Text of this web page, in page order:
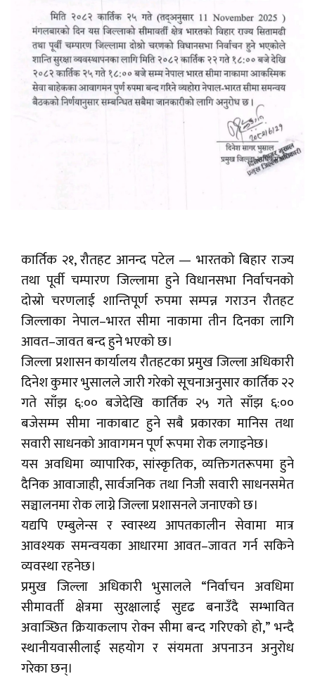
कार्तिक २१, रौतहट आनन्द पटेल — भारतको बिहार राज्य
तथा पूर्वी चम्पारण जिल्लामा हुने विधानसभा निर्वाचनको
दोस्रो चरणलाई शान्तिपूर्ण रुपमा सम्पन्न गराउन रौतहट
जिल्लाका नेपाल–भारत सीमा नाकामा तीन दिनका लागि
आवत–जावत बन्द हुने भएको छ।
जिल्ला प्रशासन कार्यालय रौतहटका प्रमुख जिल्ला अधिकारी
दिनेश कुमार भुसालले जारी गरेको सूचनाअनुसार कार्तिक २२
गते साँझ ६:०० बजेदेखि कार्तिक २५ गते साँझ ६:००
बजेसम्म सीमा नाकाबाट हुने सबै प्रकारका मानिस तथा
सवारी साधनको आवागमन पूर्ण रूपमा रोक लगाइनेछ।
यस अवधिमा व्यापारिक, सांस्कृतिक, व्यक्तिगतरूपमा हुने
दैनिक आवाजाही, सार्वजनिक तथा निजी सवारी साधनसमेत
सञ्चालनमा रोक लाग्ने जिल्ला प्रशासनले जनाएको छ।
यद्यपि एम्बुलेन्स र स्वास्थ्य आपतकालीन सेवामा मात्र
आवश्यक समन्वयका आधारमा आवत–जावत गर्न सकिने
व्यवस्था रहनेछ।
प्रमुख जिल्ला अधिकारी भुसालले “निर्वाचन अवधिमा
सीमावर्ती क्षेत्रमा सुरक्षालाई सुदृढ बनाउँदै सम्भावित
अवाञ्छित क्रियाकलाप रोक्न सीमा बन्द गरिएको हो,” भन्दै
स्थानीयवासीलाई सहयोग र संयमता अपनाउन अनुरोध
गरेका छन्।